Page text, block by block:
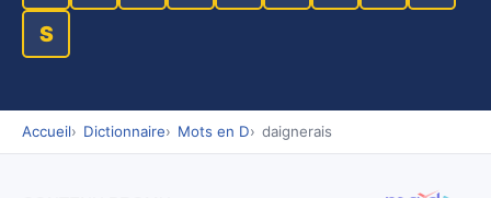
S
Accueil Dictionnaire Mots en D daignerais